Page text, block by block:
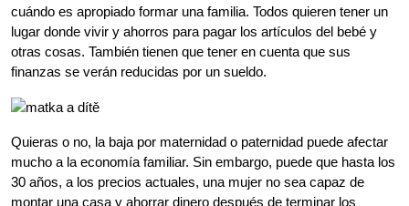
cuándo es apropiado formar una familia. Todos quieren tener un
lugar donde vivir y ahorros para pagar los artículos del bebé y
otras cosas. También tienen que tener en cuenta que sus
finanzas se verán reducidas por un sueldo.
Quieras o no, la baja por maternidad o paternidad puede afectar
mucho a la economía familiar. Sin embargo, puede que hasta los
30 años, a los precios actuales, una mujer no sea capaz de
montar una casa y ahorrar dinero después de terminar los